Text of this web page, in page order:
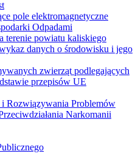
pole elektromagnetyczne
Odpadami
terenie powiatu kaliskiego
danych o środowisku i jego
zwierząt podlegających
przepisów UE
Rozwiązywania Problemów
Narkomanii